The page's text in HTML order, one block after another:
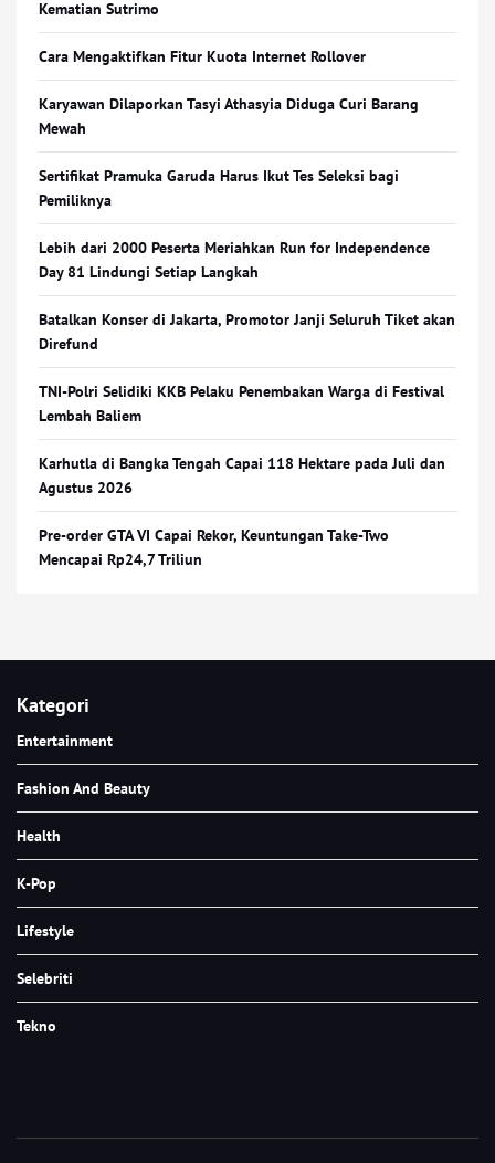
Kematian Sutrimo
Cara Mengaktifkan Fitur Kuota Internet Rollover
Karyawan Dilaporkan Tasyi Athasyia Diduga Curi Barang
Mewah
Sertifikat Pramuka Garuda Harus Ikut Tes Seleksi bagi
Pemiliknya
Lebih dari 2000 Peserta Meriahkan Run for Independence
Day 81 Lindungi Setiap Langkah
Batalkan Konser di Jakarta, Promotor Janji Seluruh Tiket akan
Direfund
TNI-Polri Selidiki KKB Pelaku Penembakan Warga di Festival
Lembah Baliem
Karhutla di Bangka Tengah Capai 118 Hektare pada Juli dan
Agustus 2026
Pre-order GTA VI Capai Rekor, Keuntungan Take-Two
Mencapai Rp24,7 Triliun
Kategori
Entertainment
Fashion And Beauty
Health
K-Pop
Lifestyle
Selebriti
Tekno